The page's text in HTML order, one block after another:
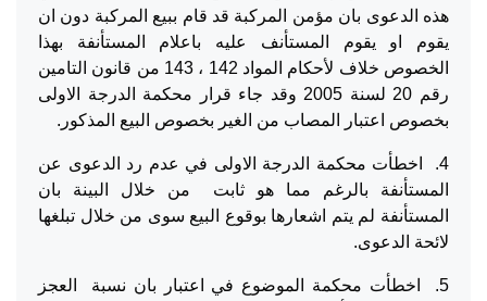
هذه الدعوى بان مؤمن المركبة قد قام ببيع المركبة دون ان
يقوم او يقوم المستأنف عليه باعلام المستأنفة بهذا
الخصوص خلاف لأحكام المواد 142 ، 143 من قانون التامين
رقم 20 لسنة 2005 وقد جاء قرار محكمة الدرجة الاولى
بخصوص اعتبار المصاب من الغير بخصوص البيع المذكور.
4. اخطأت محكمة الدرجة الاولى في عدم رد الدعوى عن
المستأنفة بالرغم مما هو ثابت من خلال البينة بان
المستأنفة لم يتم اشعارها بوقوع البيع سوى من خلال تبلغها
لائحة الدعوى.
5. اخطأت محكمة الموضوع في اعتبار بان نسبة العجز